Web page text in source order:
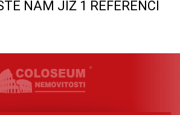
NÁM JIŽ 1 REFERENCÍ